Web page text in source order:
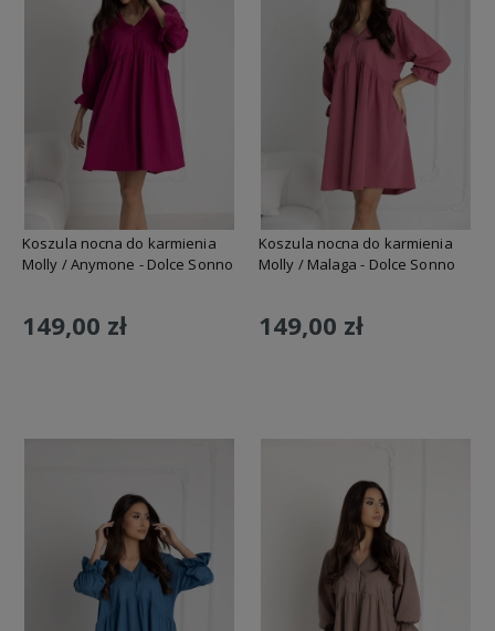
Koszula nocna do karmienia
Molly / Anymone - Dolce Sonno
149,00 zł
Koszula nocna do karmienia
Molly / Malaga - Dolce Sonno
149,00 zł